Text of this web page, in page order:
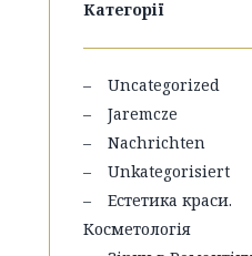
Категорії
Uncategorized
Jaremcze
Nachrichten
Unkategorisiert
Естетика краси.
Косметологія